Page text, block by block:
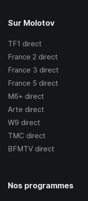
Sur Molotov
TF1 direct
France 2 direct
France 3 direct
France 5 direct
M6+ direct
Arte direct
W9 direct
TMC direct
BFMTV direct
Nos programmes